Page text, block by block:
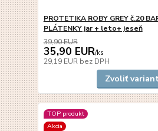
PROTETIKA ROBY GREY č.20
PLÁTENKY jar + leto+ jeseň
39,90 EUR
35,90 EUR/ks
29,19 EUR bez DPH
Zvoliť variant
TOP produkt
Akcia